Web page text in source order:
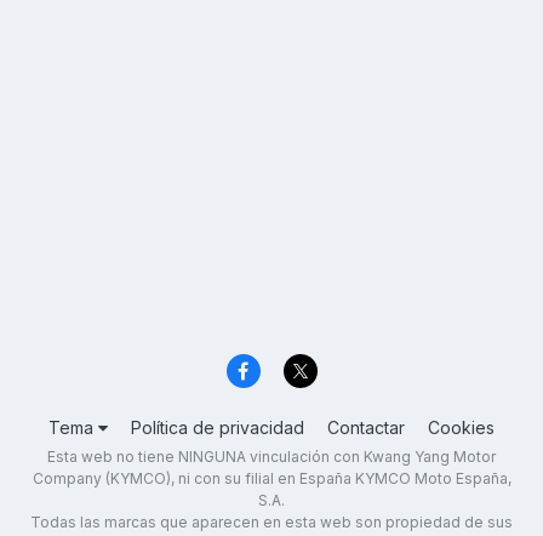
Tema Política de privacidad Contactar Cookies
Esta web no tiene NINGUNA vinculación con Kwang Yang Motor
Company (KYMCO), ni con su filial en España KYMCO Moto España,
S.A.
Todas las marcas que aparecen en esta web son propiedad de sus